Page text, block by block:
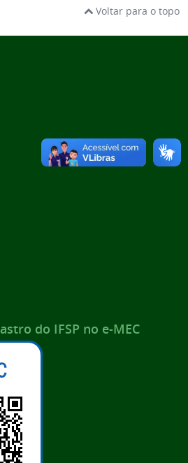
Voltar para o topo
do IFSP no e-MEC